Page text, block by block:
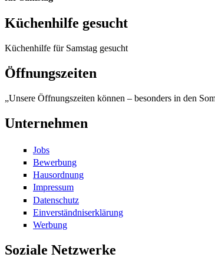
Küchenhilfe gesucht
Küchenhilfe für Samstag gesucht
Öffnungszeiten
„Unsere Öffnungszeiten können – besonders in den
Unternehmen
Jobs
Bewerbung
Hausordnung
Impressum
Datenschutz
Einverständniserklärung
Werbung
Soziale Netzwerke